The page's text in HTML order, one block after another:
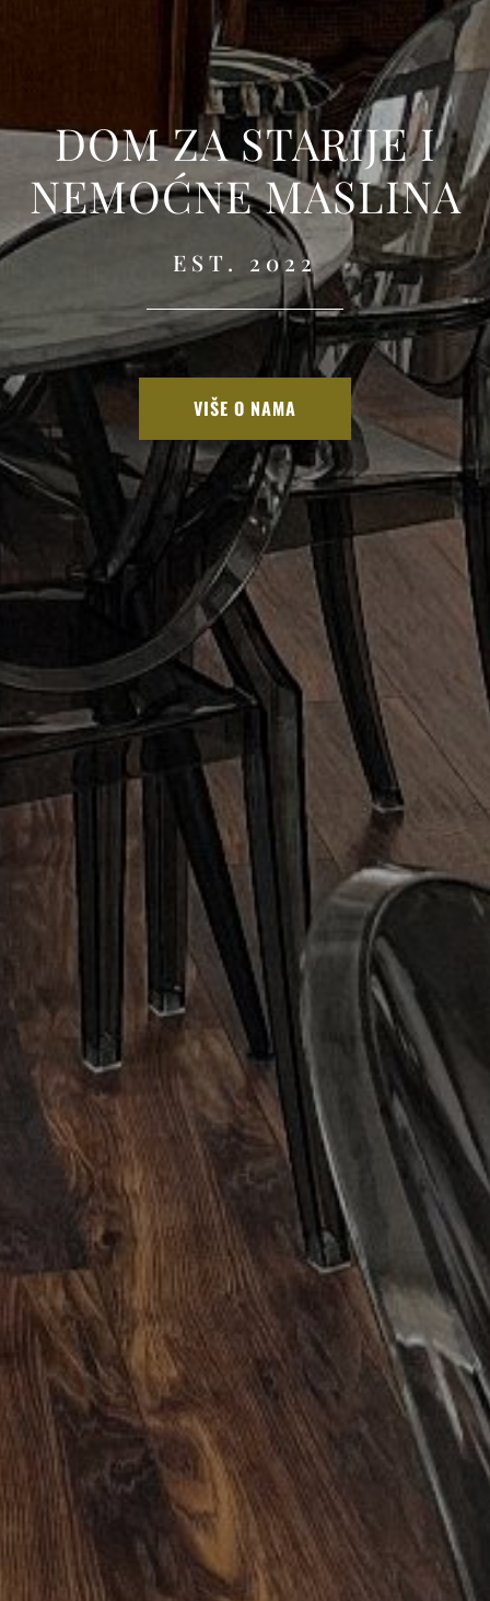
DOM ZA STARIJE I
NEMOĆNE MASLINA
EST. 2022
VIŠE O NAMA